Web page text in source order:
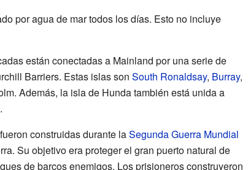
por agua de mar todos los días. Esto no incluye
están conectadas a Mainland por una serie de
Barriers. Estas islas son South Ronaldsay, Burray,
Además, la isla de Hunda también está unida a
construidas durante laSegunda Guerra Mundial
Su objetivo era proteger el gran puerto natural de
de barcos enemigos. Los prisioneros construyeron